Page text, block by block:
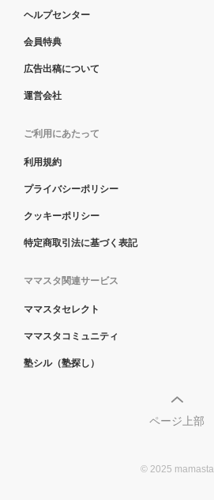
ヘルプセンター
会員特典
広告出稿について
運営会社
ご利用にあたって
利用規約
プライバシーポリシー
クッキーポリシー
特定商取引法に基づく表記
ママスタ関連サービス
ママスタセレクト
ママスタコミュニティ
塾シル（塾探し）
ページ上部
© 2025 mamasta